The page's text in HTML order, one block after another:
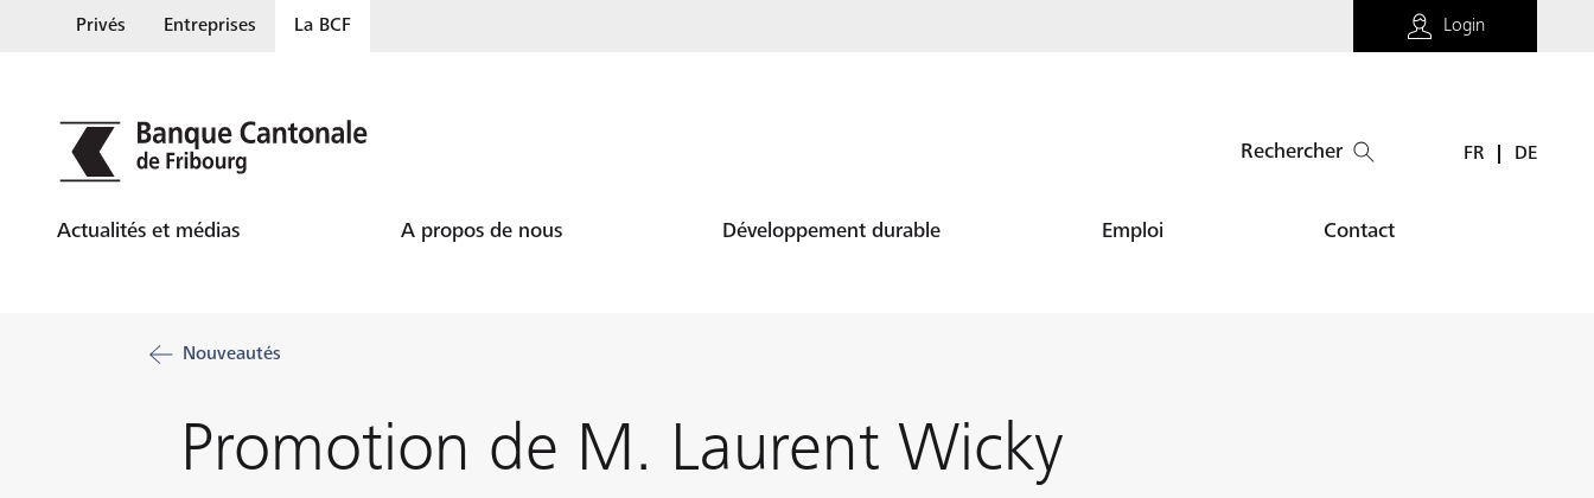
Privés Entreprises La BCF Login
Rechercher FR DE
Actualités et médias A propos de nous Développement durable Emploi Contact
Nouveautés
Promotion de M. Laurent Wicky